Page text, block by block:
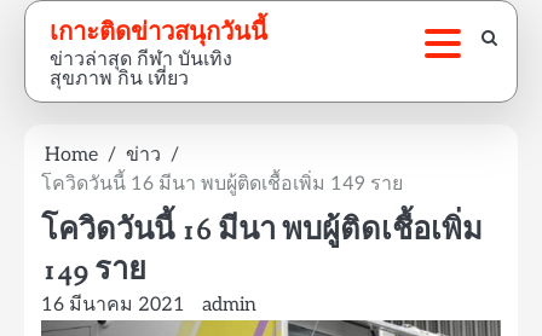
Skip
content
เกาะติดข่าวสนุกวันนี้
ข่าวล่าสุด กีฬา บันเทิง
สุขภาพ กิน เที่ยว
Home
ข่าว
โควิดวันนี้ 16 มีนา พบผู้ติดเชื้อเพิ่ม 149 ราย
โควิดวันนี้ 16 มีนา พบผู้ติดเชื้อเพิ่ม
149 ราย
16 มีนาคม 2021 admin